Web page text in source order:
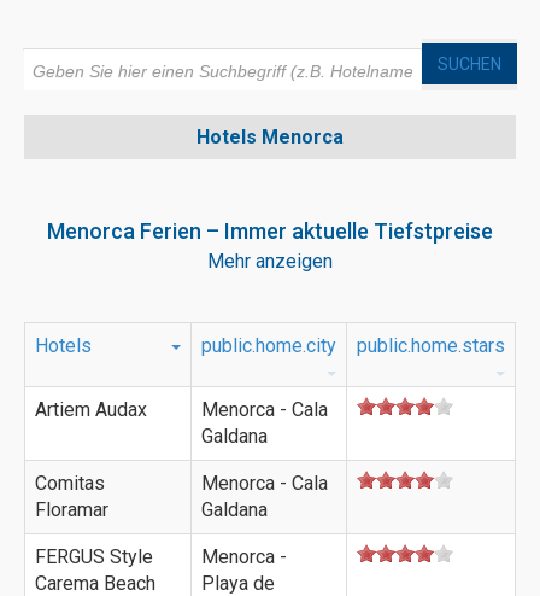
SUCHEN
Hotels Menorca
Menorca Ferien – Immer aktuelle Tiefstpreise
Menorca Ferien zu Tiefstpreisen. ☀ 8 Tage ab CHF 877.- ☀
Spezialist für Menorca Ferien. Riesige Auswahl an Hotels ✓
aktuelle Tagespreise ✓ Reisegarantiefonds ✓ Gratis
Beratung ✓
Mehr anzeigen
Hotels public.home.city public.home.stars
Artiem Audax
Menorca - Cala
Galdana
Comitas
Floramar
Menorca - Cala
Galdana
FERGUS Style
Carema Beach
Menorca -
Playa de